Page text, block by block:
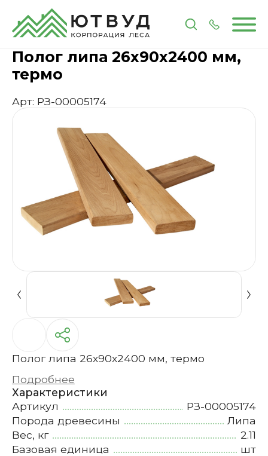
ГлавнаяКаталогПиломатериалыПологи для
Полог липа 26х90х2400 мм,
термо
Арт: РЗ-00005174
Полог липа 26х90х2400 мм, термо
Подробнее
Характеристики
Артикул
РЗ-00005174
Порода древесины
Липа
Вес, кг
2.11
Базовая единица
шт